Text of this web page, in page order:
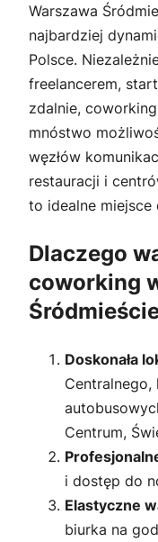
Warszawa
najbardziej
Polsce.
freelancerem,
zdalnie,
mnóstwo
węzłów
restauracji i
to idealne miejsce
Dlaczego
coworking
Doskonała
Centrum,
i dostęp do
Elastyczne
biurka na